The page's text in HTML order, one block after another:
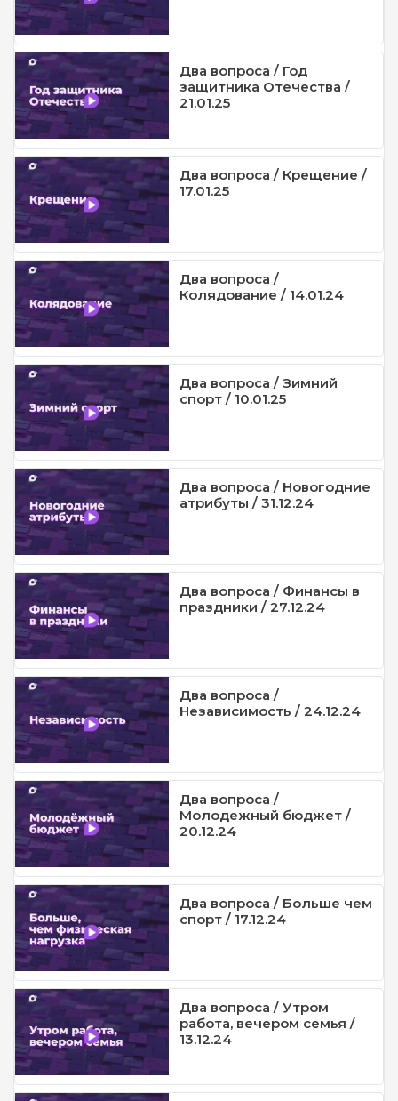
Два вопроса / Год
защитника Отечества /
21.01.25
Два вопроса / Крещение /
17.01.25
Два вопроса /
Колядование / 14.01.24
Два вопроса / Зимний
спорт / 10.01.25
Два вопроса / Новогодние
атрибуты / 31.12.24
Два вопроса / Финансы в
праздники / 27.12.24
Два вопроса /
Независимость / 24.12.24
Два вопроса /
Молодежный бюджет /
20.12.24
Два вопроса / Больше чем
спорт / 17.12.24
Два вопроса / Утром
работа, вечером семья /
13.12.24